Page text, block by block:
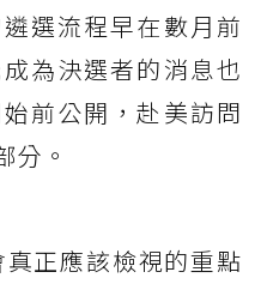
選流程早在數月前
為決選者的消息也
前公開，赴美訪問
分。
正應該檢視的重點